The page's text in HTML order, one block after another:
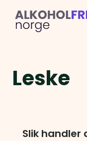
Leske
Slik handler